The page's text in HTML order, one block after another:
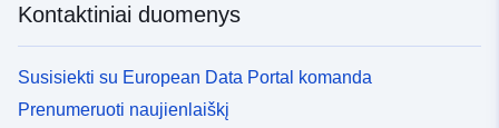
Kontaktiniai duomenys
Susisiekti su European Data Portal komanda
Prenumeruoti naujienlaiškį